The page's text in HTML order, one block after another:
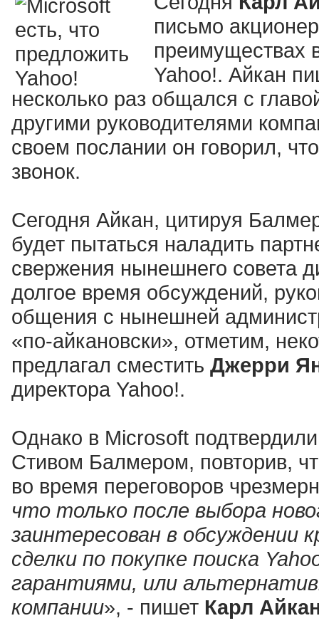
письмо
преимуществах
Yahoo!. Айкан
несколько раз общался с
другими руководителями
своем послании он говорил,
звонок.
Сегодня Айкан, цитируя
будет пытаться наладить
свержения нынешнего совета
долгое время обсуждений,
общения с нынешней
«по-айкановски», отметим,
предлагал сместить Джерри
директора Yahoo!.
Однако в Microsoft
Стивом Балмером, повторив,
во время переговоров
что только после выбора
заинтересован в обсуждении
сделки по покупке поиска
гарантиями, или
компании», - пишет Карл